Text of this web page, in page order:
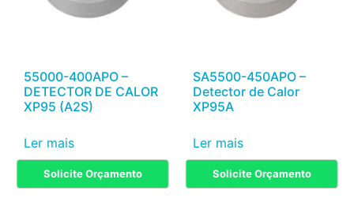
55000-400APO –
DETECTOR DE CALOR
XP95 (A2S)
Solicite Orçamento
Ler mais
SA5500-450APO –
Detector de Calor
XP95A
Solicite Orçamento
Ler mais